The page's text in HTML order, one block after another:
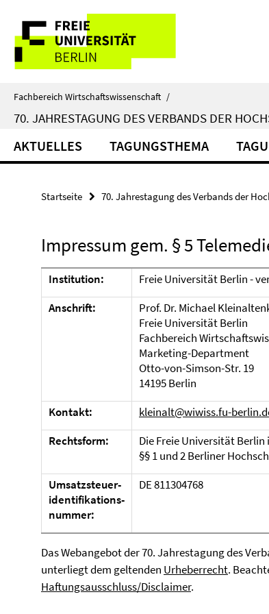
direkt
Inhalt
Service-
Navigation
Fachbereich Wirtschaftswissenschaft /
70. JAHRESTAGUNG DES VERBANDS DER
AKTUELLES TAGUNGSTHEMA
Startseite 70. Jahrestagung des Verbands der
Impressum gem. § 5
Institution: Freie Universität Berlin -
Anschrift:
Prof. Dr. Michael
Freie Universität Berlin
Fachbereich
Marketing-Department
Otto-von-Simson-Str. 19
14195 Berlin
Kontakt:
kleinalt@wiwiss.fu-
Rechtsform:
Die Freie Universität
§§ 1 und 2 Berliner
Umsatzsteuer-
identifikations-
nummer:
DE 811304768
Das Webangebot der 70. Jahrestagung des
unterliegt dem geltenden Urheberrecht.
Haftungsausschluss/Disclaimer.